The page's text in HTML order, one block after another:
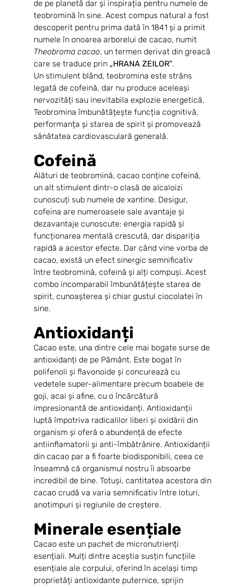
de pe planetă dar și inspirația pentru numele de
teobromină în sine. Acest compus natural a fost
descoperit pentru prima dată în 1841 și a primit
numele în onoarea arborelui de cacao, numit
Theobroma cacao, un termen derivat din greacă
care se traduce prin „HRANA ZEILOR”.
Un stimulent blând, teobromina este strâns
legată de cofeină, dar nu produce aceleași
nervozități sau inevitabila explozie energetică.
Teobromina îmbunătățește funcția cognitivă,
performanța și starea de spirit și promovează
sănătatea cardiovasculară generală.
Cofeină
Alături de teobromină, cacao conține cofeină,
un alt stimulent dintr-o clasă de alcaloizi
cunoscuți sub numele de xantine. Desigur,
cofeina are numeroasele sale avantaje și
dezavantaje cunoscute: energia rapidă și
funcționarea mentală crescută, dar dispariția
rapidă a acestor efecte. Dar când vine vorba de
cacao, există un efect sinergic semnificativ
între teobromină, cofeină și alți compuși. Acest
combo incomparabil îmbunătățește starea de
spirit, cunoașterea și chiar gustul ciocolatei în
sine.
Antioxidanți
Cacao este, una dintre cele mai bogate surse de
antioxidanți de pe Pământ. Este bogat în
polifenoli și flavonoide și concurează cu
vedetele super-alimentare precum boabele de
goji, acai și afine, cu o încărcătură
impresionantă de antioxidanți. Antioxidanții
luptă împotriva radicalilor liberi și oxidării din
organism și oferă o abundență de efecte
antiinflamatorii și anti-îmbătrânire. Antioxidanții
din cacao par a fi foarte biodisponibili, ceea ce
înseamnă că organismul nostru îi absoarbe
incredibil de bine. Totuși, cantitatea acestora din
cacao crudă va varia semnificativ între loturi,
anotimpuri și regiunile de creștere.
Minerale esențiale
Cacao este un pachet de micronutrienți
esențiali. Mulți dintre aceștia susțin funcțiile
esențiale ale corpului, oferind în același timp
proprietăți antioxidante puternice, sprijin